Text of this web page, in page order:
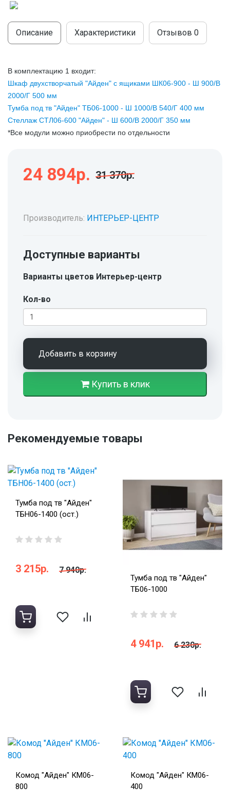
СТОЛЫ ПИСЬМЕННЫЕ
ТУМБЫ
МОДУЛЬНЫЕ КУХНИ
МОЙКИ
СТУЛЬЯ
ТАБУРЕТЫ
ШКАФЫ
ЭТАЖЕРКИ И БАНКЕТКИ
Описание Характеристики Отзывов 0
В комплектацию 1 входит:
Шкаф двухстворчатый "Айден" с ящиками ШК06-900 - Ш 900/В
2000/Г 500 мм
Тумба под тв "Айден" ТБ06-1000 - Ш 1000/В 540/Г 400 мм
Стеллаж СТЛ06-600 "Айден" - Ш 600/В 2000/Г 350 мм
*Все модули можно приобрести по отдельности
24 894р. 31 370р.
Производитель: ИНТЕРЬЕР-ЦЕНТР
Доступные варианты
Варианты цветов Интерьер-центр
Кол-во
Добавить в корзину
Купить в клик
Рекомендуемые товары
Тумба под тв "Айден"
ТБН06-1400 (ост.)
3 215р. 7 940р.
Тумба под тв "Айден"
ТБ06-1000
4 941р. 6 230р.
Комод "Айден" КМ06-
800
Комод "Айден" КМ06-
400